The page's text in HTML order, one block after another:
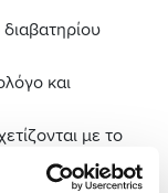
και
με το